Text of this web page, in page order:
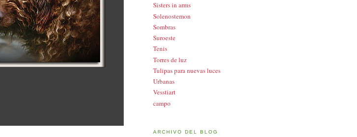
Sisters in arms
Solenostemon
Sombras
Suroeste
Tenis
Torres de luz
Tulipas para nuevas luces
Urbanas
Vesstiart
campo
ARCHIVO DEL BLOG